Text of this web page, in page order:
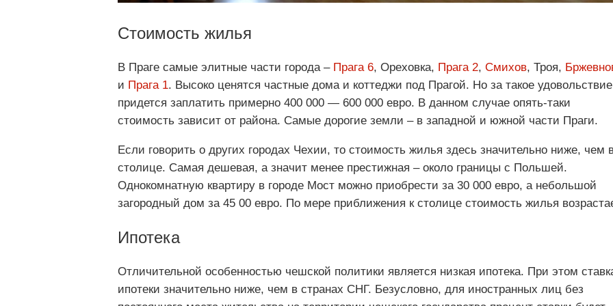
Стоимость жилья
В Праге самые элитные части города – Прага 6, Ореховка, Прага 2, Смихов, Троя,
и Прага 1. Высоко ценятся частные дома и коттеджи под Прагой. Но за такое удовольствие
придется заплатить примерно 400 000 — 600 000 евро. В данном случае опять-таки
стоимость зависит от района. Самые дорогие земли – в западной и южной части Праги.
Если говорить о других городах Чехии, то стоимость жилья здесь значительно ниже, чем
столице. Самая дешевая, а значит менее престижная – около границы с Польшей.
Однокомнатную квартиру в городе Мост можно приобрести за 30 000 евро, а небольшой
загородный дом за 45 00 евро. По мере приближения к столице стоимость жилья
Ипотека
Отличительной особенностью чешской политики является низкая ипотека. При этом
ипотеки значительно ниже, чем в странах СНГ. Безусловно, для иностранных лиц без